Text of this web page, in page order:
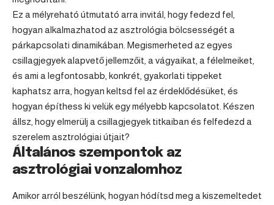
Ez a mélyreható útmutató arra invitál, hogy fedezd fel,
hogyan alkalmazhatod az asztrológia bölcsességét a
párkapcsolati dinamikában. Megismerheted az egyes
csillagjegyek alapvető jellemzőit, a vágyaikat, a félelmeiket,
és ami a legfontosabb, konkrét, gyakorlati tippeket
kaphatsz arra, hogyan keltsd fel az érdeklődésüket, és
hogyan építhess ki velük egy mélyebb kapcsolatot. Készen
állsz, hogy elmerülj a csillagjegyek titkaiban és felfedezd a
szerelem asztrológiai útjait?
Általános szempontok az
asztrológiai vonzalomhoz
Amikor arról beszélünk, hogyan hódítsd meg a kiszemeltedet